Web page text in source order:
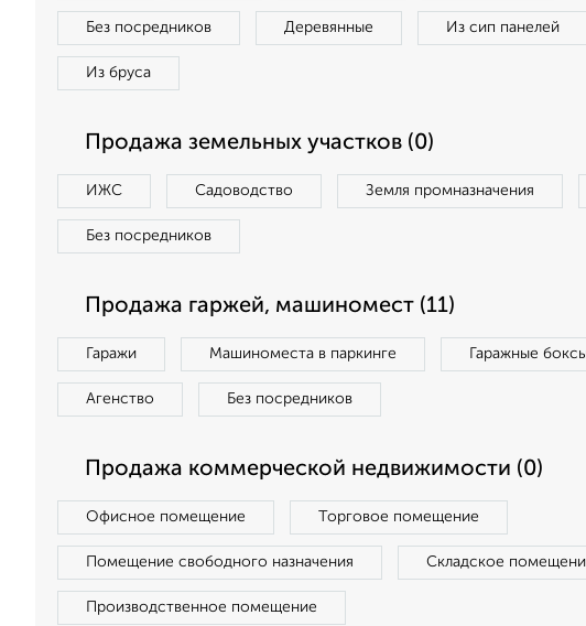
Без посредников Деревянные Из сип панелей
Из бруса
Продажа земельных участков (0)
ИЖС Садоводство Земля промназначения
Без посредников
Продажа гаржей, машиномест (11)
Гаражи Машиноместа в паркинге Гаражные
Агенство Без посредников
Продажа коммерческой недвижимости (0)
Офисное помещение Торговое помещение
Помещение свободного назначения Складское
Производственное помещение